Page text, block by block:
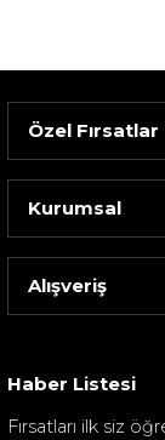
Sarev Elfıda
Özel Fırsatlar
Kurumsal
Alışveriş
Haber Listesi
Fırsatları ilk siz